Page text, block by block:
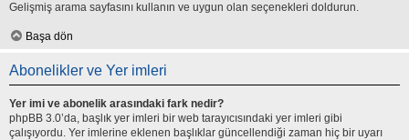
Gelişmiş arama sayfasını kullanın ve uygun olan seçenekleri doldurun.
Başa dön
Abonelikler ve Yer imleri
Yer imi ve abonelik arasındaki fark nedir?
phpBB 3.0’da, başlık yer imleri bir web tarayıcısındaki yer imleri gibi
çalışıyordu. Yer imlerine eklenen başlıklar güncellendiği zaman hiç bir uyarı